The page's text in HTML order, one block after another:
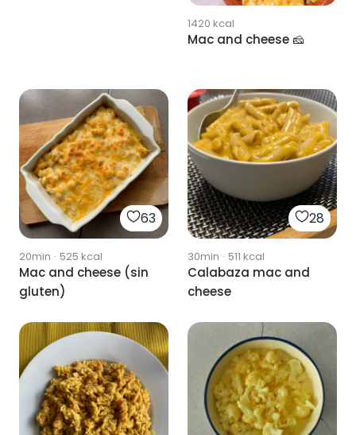
1420 kcal
Mac and cheese 🧀
63
20min · 525 kcal
Mac and cheese (sin
gluten)
28
30min · 511 kcal
Calabaza mac and
cheese